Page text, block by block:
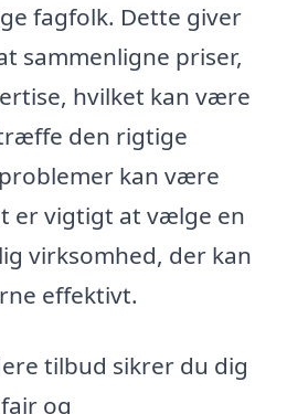
fagfolk. Dette giver
sammenligne priser,
hvilket kan være
den rigtige
kan være
er vigtigt at vælge en
virksomhed, der kan
effektivt.
tilbud sikrer du dig
og